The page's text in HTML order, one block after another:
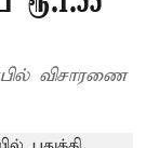
விசாரணை